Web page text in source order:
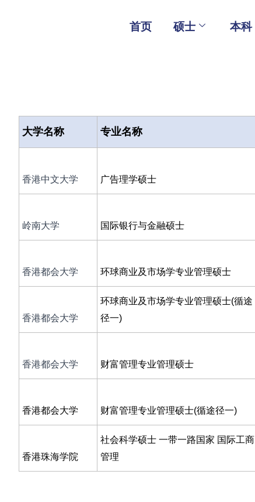
首页 硕士 本科
大学名称 专业名称
香港中文大学 广告理学硕士
岭南大学 国际银行与金融硕士
香港都会大学 环球商业及市场学专业管理硕士
香港都会大学
环球商业及市场学专业管理硕士(循途
径一)
香港都会大学 财富管理专业管理硕士
香港都会大学 财富管理专业管理硕士(循途径一)
香港珠海学院
社会科学硕士 一带一路国家 国际工商
管理